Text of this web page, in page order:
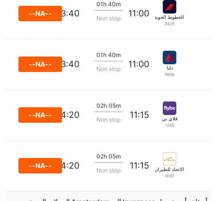
الخطوط الجوية الفرنسية
8429
11:00
01h 40m
Non stop
13:40
--NA--
دلتا
9666
11:00
01h 40m
Non stop
13:40
--NA--
فلاي بي
1285
11:15
02h 05m
Non stop
14:20
--NA--
الاتحاد للطيران
6091
11:15
02h 05m
Non stop
14:20
--NA--